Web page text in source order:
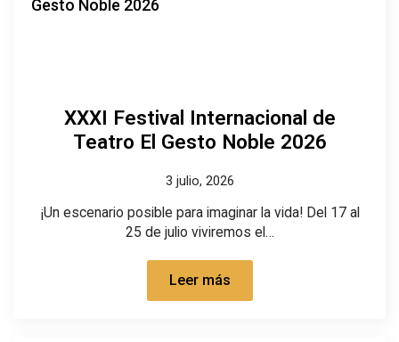
XXXI Festival Internacional de
Teatro El Gesto Noble 2026
3 julio, 2026
¡Un escenario posible para imaginar la vida! Del 17 al
25 de julio viviremos el…
Leer más